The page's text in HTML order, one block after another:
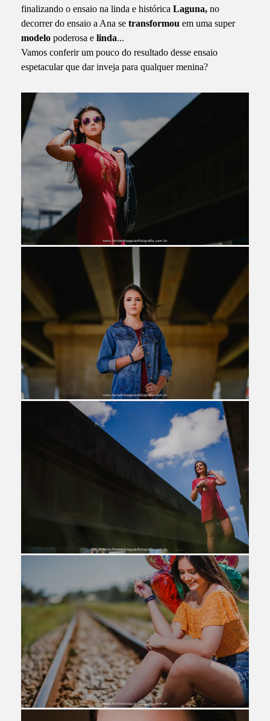
finalizando o ensaio na linda e histórica Laguna, no
decorrer do ensaio a Ana se transformou em uma super
modelo poderosa e linda...
Vamos conferir um pouco do resultado desse ensaio
espetacular que dar inveja para qualquer menina?